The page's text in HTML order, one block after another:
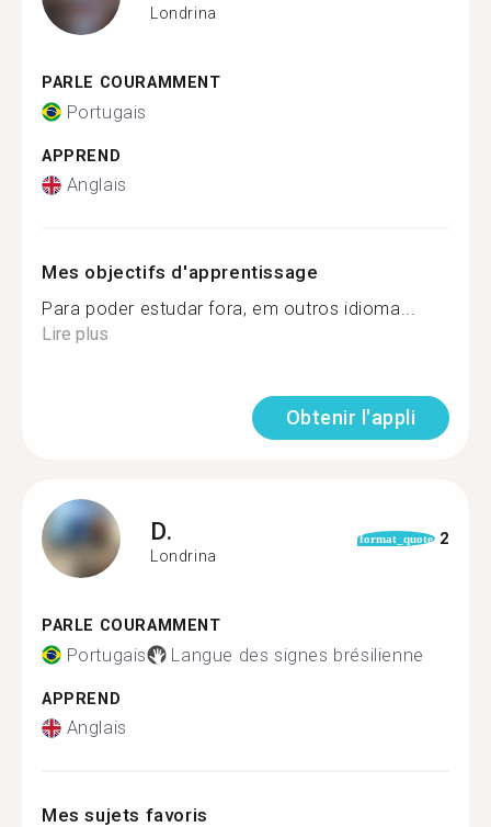
Londrina
PARLE COURAMMENT
Portugais
APPREND
Anglais
Mes objectifs d'apprentissage
Para poder estudar fora, em outros idioma...
Lire plus
Obtenir l'appli
D.
Londrina
format_quote 2
PARLE COURAMMENT
Portugais Langue des signes brésilienne
APPREND
Anglais
Mes sujets favoris